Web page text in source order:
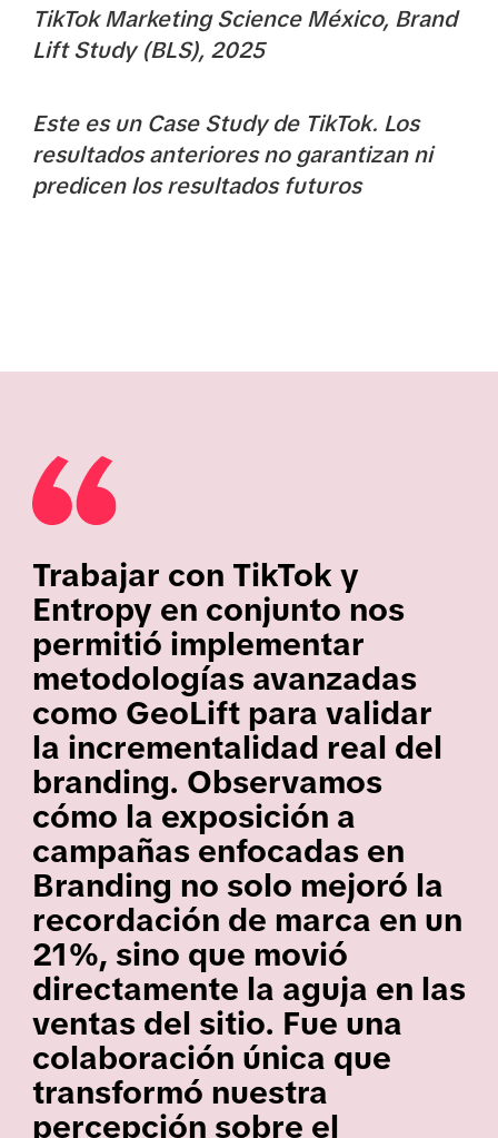
TikTok Marketing Science México, Brand
Lift Study (BLS), 2025
Este es un Case Study de TikTok. Los
resultados anteriores no garantizan ni
predicen los resultados futuros
Trabajar con TikTok y
Entropy en conjunto nos
permitió implementar
metodologías avanzadas
como GeoLift para validar
la incrementalidad real del
branding. Observamos
cómo la exposición a
campañas enfocadas en
Branding no solo mejoró la
recordación de marca en un
21%, sino que movió
directamente la aguja en las
ventas del sitio. Fue una
colaboración única que
transformó nuestra
percepción sobre el